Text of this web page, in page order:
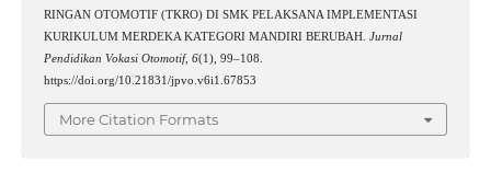
RINGAN OTOMOTIF (TKRO) DI SMK PELAKSANA IMPLEMENTASI
KURIKULUM MERDEKA KATEGORI MANDIRI BERUBAH. Jurnal
Pendidikan Vokasi Otomotif, 6(1), 99–108.
https://doi.org/10.21831/jpvo.v6i1.67853
More Citation Formats